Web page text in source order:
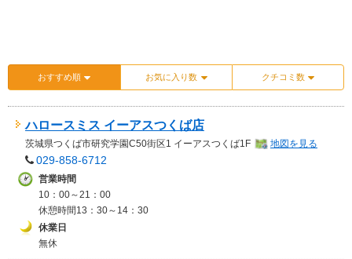
おすすめ順 お気に入り数 クチコミ数
ハロースミス イーアスつくば店
茨城県つくば市研究学園C50街区1 イーアスつくば1F 地図を見る
029-858-6712
営業時間
10：00～21：00
休憩時間13：30～14：30
休業日
無休